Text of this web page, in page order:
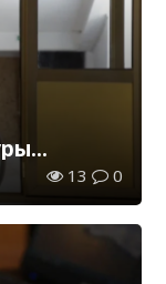
13 0